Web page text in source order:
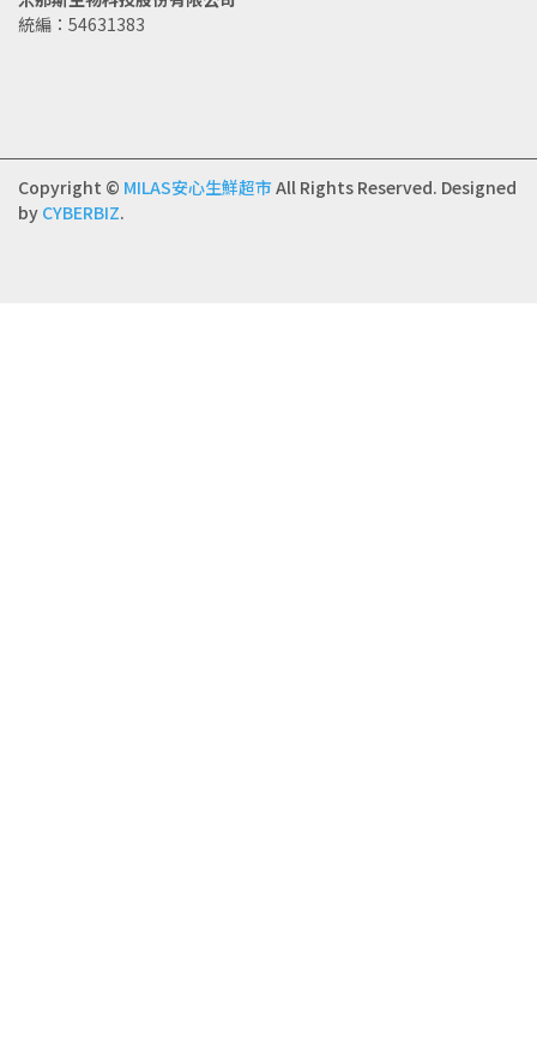
統編：54631383
Copyright © MILAS安心生鮮超市 All Rights Reserved. Designed
by CYBERBIZ.